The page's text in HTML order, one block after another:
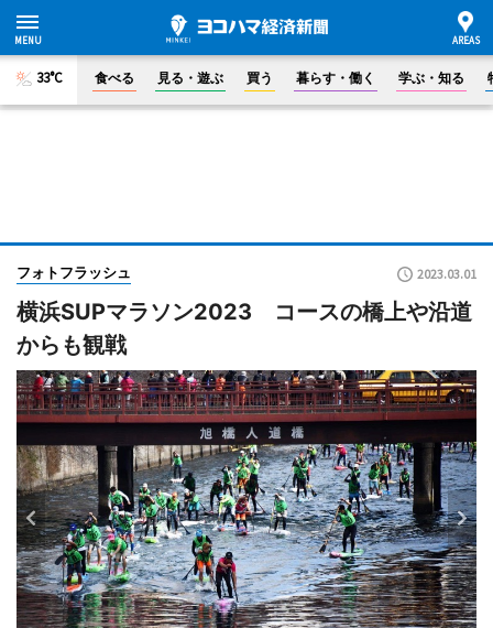
33°C 食べる 見る・遊ぶ 買う 暮らす・働く 学ぶ・知る
フォトフラッシュ 2023.03.01
横浜SUPマラソン2023 コースの橋上や沿道
からも観戦